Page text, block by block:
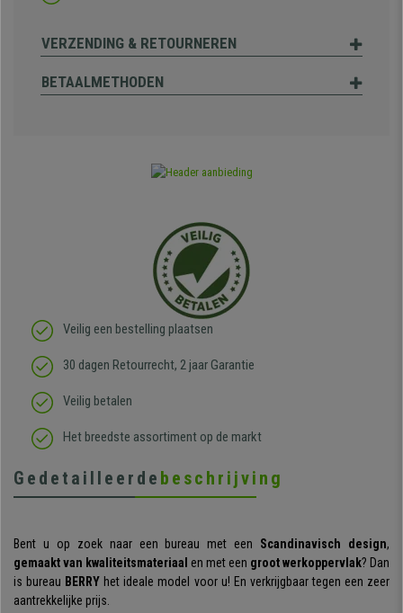
VERZENDING & RETOURNEREN
BETAALMETHODEN
Veilig een bestelling plaatsen
30 dagen Retourrecht, 2 jaar Garantie
Veilig betalen
Het breedste assortiment op de markt
Gedetailleerde beschrijving
Bent u op zoek naar een bureau met een Scandinavisch design,
gemaakt van kwaliteitsmateriaal en met een groot werkoppervlak? Dan
is bureau BERRY het ideale model voor u! En verkrijgbaar tegen een zeer
aantrekkelijke prijs.